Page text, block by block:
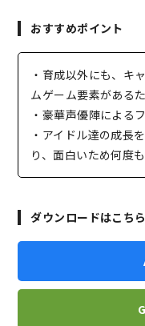
おすすめポイント
・育成以外にも、キ
ムゲーム要素がある
・豪華声優陣による
・アイドル達の成長
り、面白いため何度
ダウンロードはこちら